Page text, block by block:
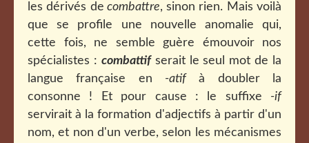
les dérivés de combattre, sinon rien. Mais voilà
que se profile une nouvelle anomalie qui,
cette fois, ne semble guère émouvoir nos
spécialistes : combattifserait le seul mot de la
langue française en -atif à doubler la
consonne ! Et pour cause : le suffixe -if
servirait à la formation d'adjectifs à partir d'un
nom, et non d'un verbe, selon les mécanismes